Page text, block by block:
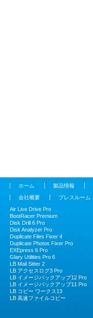
ホーム 製品情報
会社概要
プレスルーム
Air Live Drive Pro
BootRacer Premium
Disk Drill 6 Pro
Disk Analyzer Pro
Duplicate Files Fixer 4
Duplicate Photos Fixer Pro
EXEpress 6 Pro
Glary Utilities Pro 6
LB Mail Sitter 2
LB アクセスログ3 Pro
LB イメージバックアップ12 Pro
LB イメージバックアップ11 Pro
LB コピー ワークス13
LB 高速ファイルコピー